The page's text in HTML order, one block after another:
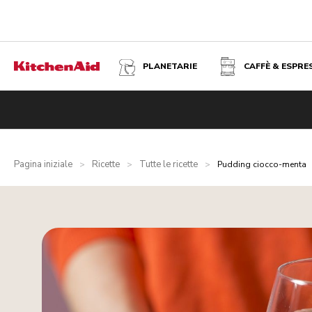
PLANETARIE CAFFÈ &
Pagina iniziale > Ricette > Tutte le ricette > Pudding ciocco-menta